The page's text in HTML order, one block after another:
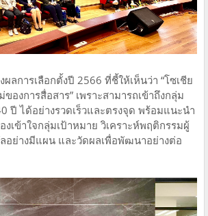
ลการเลือกตั้งปี 2566 ที่ชี้ให้เห็นว่า “โซเชีย
องการสื่อสาร” เพราะสามารถเข้าถึงกลุ่ม
ปี ได้อย่างรวดเร็วและตรงจุด พร้อมแนะนำ
เข้าใจกลุ่มเป้าหมาย วิเคราะห์พฤติกรรมผู้
อย่างมีแผน และวัดผลเพื่อพัฒนาอย่างต่อ